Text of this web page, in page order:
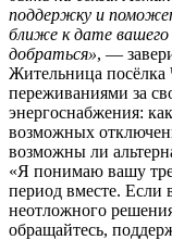
поддержку и
ближе к дате
добраться», —
Жительница посёлка
переживаниями за
энергоснабжения:
возможных
возможны ли
«Я понимаю вашу
период вместе. Если
неотложного
обращайтесь,